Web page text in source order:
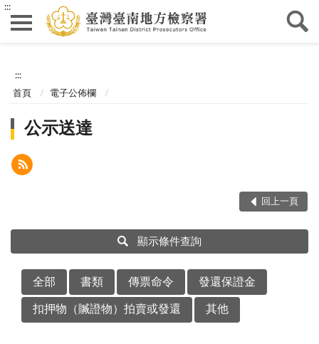
:::
:::
首頁 電子公佈欄
公示送達
回上一頁
顯示條件查詢
全部 書類 傳票命令 發還保證金
扣押物（贓證物）拍賣或發還 其他